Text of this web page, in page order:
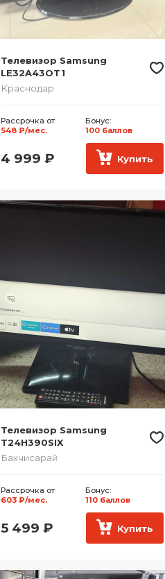
Телевизор Samsung
LE32A43OT1
Краснодар
Рассрочка от
548 ₽/мес.
Бонус:
100 баллов
4 999 ₽ Купить
Телевизор Samsung
T24H390SIX
Бахчисарай
Рассрочка от
603 ₽/мес.
Бонус:
110 баллов
5 499 ₽ Купить